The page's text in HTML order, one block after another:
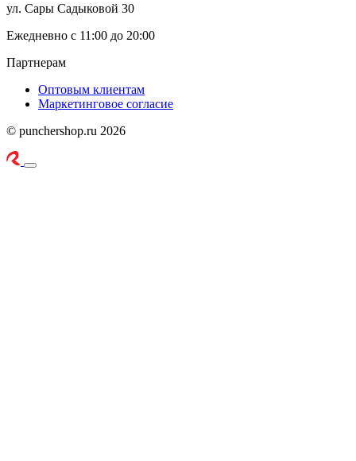
ул. Сары Садыковой 30
Ежедневно с 11:00 до 20:00
Партнерам
Оптовым клиентам
Маркетинговое согласие
© punchershop.ru 2026